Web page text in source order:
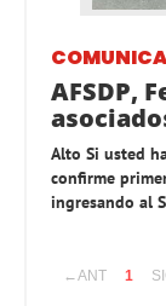
AFSDP,
Alto Si usted
confirme
ingresando al
←ANT 1